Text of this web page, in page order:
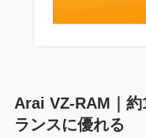
Arai VZ-RAM｜
ランスに優れる